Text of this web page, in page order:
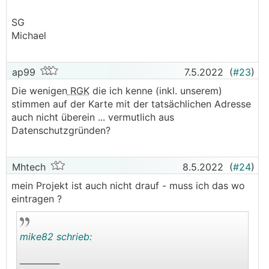
Vielen Dank schon im Voraus.
SG
Michael
ap99 7.5.2022 (#23)
Die wenigen RGK die ich kenne (inkl. unserem)
stimmen auf der Karte mit der tatsächlichen Adresse
auch nicht überein ... vermutlich aus
Datenschutzgründen?
Mhtech 8.5.2022 (#24)
mein Projekt ist auch nicht drauf - muss ich das wo
eintragen ?
mike82 schrieb:
──────